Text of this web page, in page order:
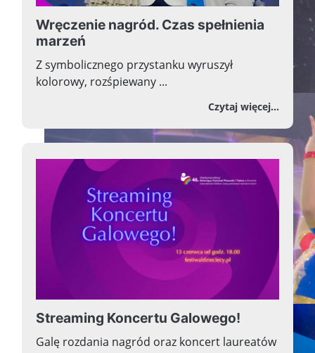
Wręczenie nagród. Czas spełnienia
marzeń
Z symbolicznego przystanku wyruszył
kolorowy, rozśpiewany ...
Czytaj więcej...o
Streaming Koncertu Galowego!
Galę rozdania nagród oraz koncert laureatów